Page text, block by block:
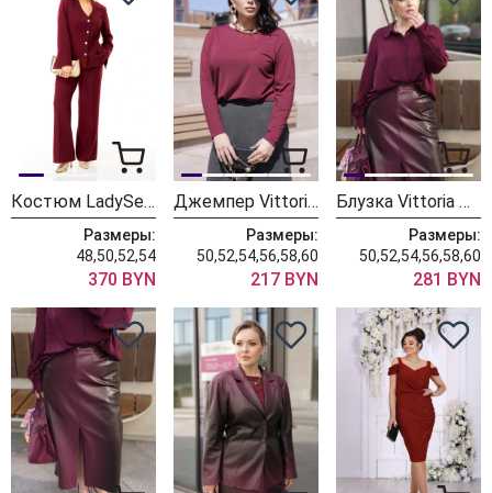
Костюм LadySecret 26254 бордовый
Размеры:
48,50,52,54
370 BYN
Джемпер Vittoria Queen 30923/1 бордо
Размеры:
50,52,54,56,58,60
217 BYN
Блузка Vittoria Queen 30103/3 бургунди
Размеры:
50,52,54,56,58,60
281 BYN